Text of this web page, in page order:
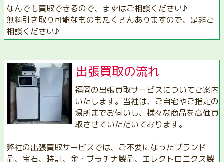
なんでも買取できるので、まずはご相談ください♪
無料引き取り可能なものもたくさんありますので、是非ご
相談ください♪
出張買取の流れ
福岡の出張買取サービスについてご案内
いたします。当社は、ご自宅やご指定の
場所までお伺いし、様々な商品を高価買
取させていただいております。
弊社の出張買取サービスでは、ご不要になったブランド
品、宝石、時計、金・プラチナ製品、エレクトロニクス製